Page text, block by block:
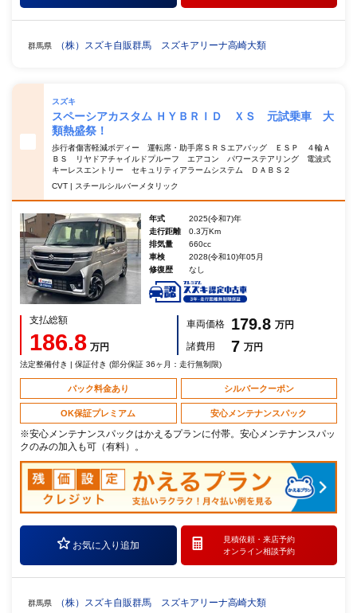
群馬県 （株）スズキ自販群馬 スズキアリーナ高崎大類
スズキ
スペーシアカスタム ＨＹＢＲＩＤ ＸＳ 元試乗車 大
類熱盛祭！
歩行者傷害軽減ボディー 運転席・助手席ＳＲＳエアバッグ ＥＳＰ ４輪Ａ
ＢＳ リヤドアチャイルドプルーフ エアコン パワーステアリング 電波式
キーレスエントリー セキュリティアラームシステム ＤＡＢＳ２
CVT | スチールシルバーメタリック
年式
2025(令和7)年
走行距離
0.3万Km
排気量
660cc
車検
2028(令和10)年05月
修復歴
なし
支払総額
186.8 万円
車両価格 179.8 万円
諸費用
7 万円
法定整備付き | 保証付き (部分保証 36ヶ月：走行無制限)
パック料金あり シルバークーポン
OK保証プレミアム 安心メンテナンスパック
※安心メンテナンスパックはかえるプランに付帯。安心メンテナンスパッ
クのみの加入も可（有料）。
お気に入り追加
見積依頼・ 来店予約
オンライン相談予約
群馬県 （株）スズキ自販群馬 スズキアリーナ高崎大類